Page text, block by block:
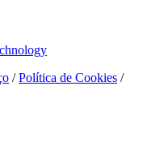
/Política de Cookies /